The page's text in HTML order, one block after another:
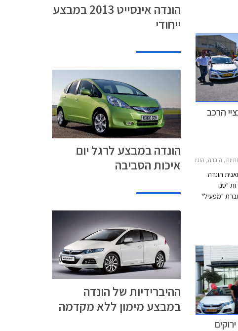
מרכישת
אוטו
שנים
מחירה של
במהלך המבצע על
הרכב
2012-2014הונדה ג'אז הייבריד 2011-2015
הונדה
"סנו
"מפעיל"
ליסינג
הונדה אינסייט 2013 במבצע
ייחודי
הונדה במבצע לרגל יום
איכות הסביבה
ההיברידיות של הונדה
במבצע מימון ללא מקדמה